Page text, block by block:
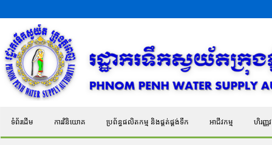
ទំព័រដើម ការវិនិយោគ ប្រព័ន្ធផលិតកម្ម និងផ្គត់ផ្គង់ទឹក អាជីវកម្ម ហិរញ្ញវ